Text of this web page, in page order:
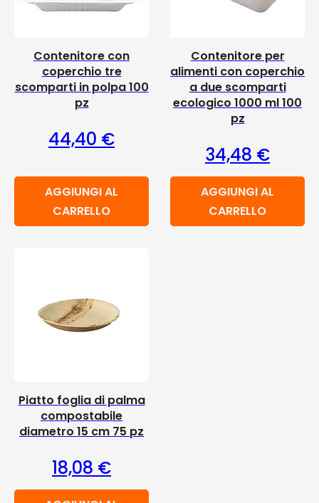
Contenitore con
coperchio tre
scomparti in polpa 100
pz
44,40 €
AGGIUNGI AL
CARRELLO
Contenitore per
alimenti con coperchio
a due scomparti
ecologico 1000 ml 100
pz
34,48 €
AGGIUNGI AL
CARRELLO
Piatto foglia di palma
compostabile
diametro 15 cm 75 pz
18,08 €